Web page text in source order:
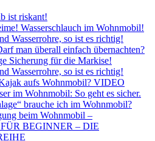
ist riskant!
Wasserschlauch im Wohnmobil!
Wasserrohre, so ist es richtig!
man überall einfach übernachten?
Sicherung für die Markise!
Wasserrohre, so ist es richtig!
aufs Wohnmobil? VIDEO
im Wohnmobil: So geht es sicher.
brauche ich im Wohnmobil?
beim Wohnmobil –
BEGINNER – DIE